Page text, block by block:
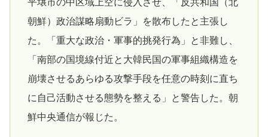
平壌市の中区域上空に侵入させ、「反共和国（北
朝鮮）政治謀略扇動ビラ」を散布したと主張し
た。「重大な政治・軍事的挑発行為」と非難し、
「南部の国境線付近と大韓民国の軍事組織構造を
崩壊させるあらゆる攻撃手段を任意の時刻に直ち
に自己活動させる態勢を整える」と警告した。朝
鮮中央通信が報じた。